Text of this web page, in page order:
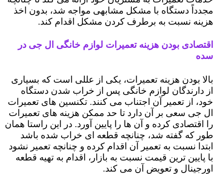
مجدداً دستگاه با مشکل مشابهی مواجه شد، بدون اخذ
هزینه نسبت به برطرف کردن مشکل اقدام کند.
اقتصادی بودن هزینه تعمیرات لوازم خانگی ال جی در
سده
بالا بودن هزینه تعمیرات، یکی از عللی است که بسیاری
از دارندگان لوازم خانگی پس از خراب شدن دستگاه
خود، از تعمیر آن اجتناب می کنند. تکنسین های تعمیرات
ال جی سعی بر آن دارد تا حد ممکن هزینه های تعمیرات
را اقتصادی کرده و آن ها را پایین آورد. در این راستا همان
طور که گفته شد، چنانچه قطعه ای خراب شده باشد
ابتدا نسبت به تعمیر آن اقدام کرده و چنانچه تعمیر نشود
با پایین ترین قیمت نسبت به بازار، اقدام به تهیه قطعه
اورجینال و تعویض آن می کند.